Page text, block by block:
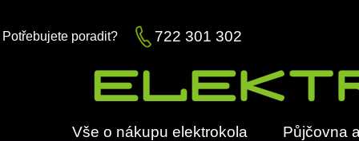
Potřebujete poradit? 722 301 302
Vše o nákupu elektrokola Půjčovna